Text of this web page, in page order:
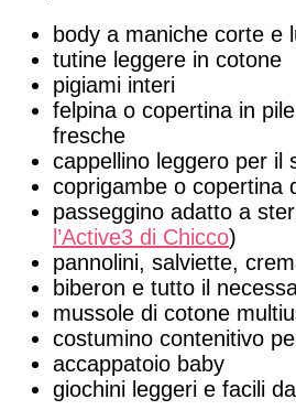
body a maniche corte e
tutine leggere in cotone
pigiami interi
felpina o copertina in
fresche
cappellino leggero per il
coprigambe o copertina
passeggino adatto a
l’Active3 di Chicco)
pannolini, salviette,
biberon e tutto il
mussole di cotone
costumino contenitivo
accappatoio baby
giochini leggeri e facili